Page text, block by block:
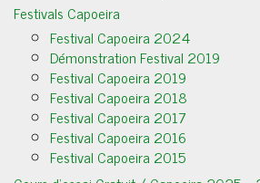
Festivals Capoeira
Festival Capoeira 2024
Démonstration Festival 2019
Festival Capoeira 2019
Festival Capoeira 2018
Festival Capoeira 2017
Festival Capoeira 2016
Festival Capoeira 2015